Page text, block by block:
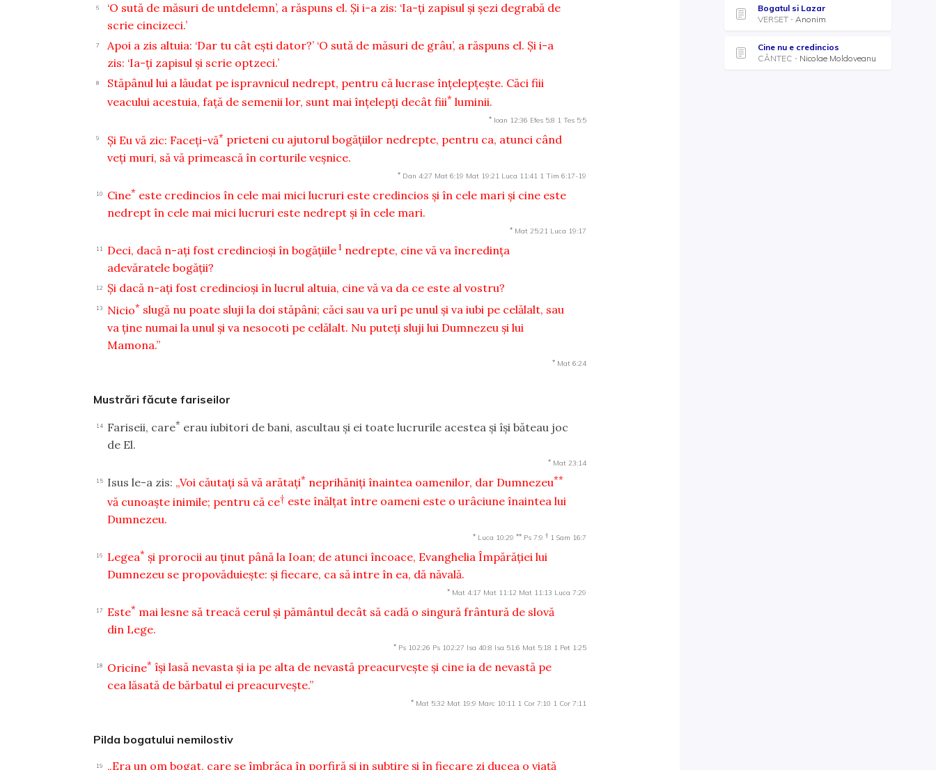
6
‘O sută de măsuri de untdelemn’, a răspuns el. Şi i-a zis: ‘Ia-ţi zapisul şi şezi degrabă de
scrie cincizeci.’
7
Apoi a zis altuia: ‘Dar tu cât eşti dator?’ ‘O sută de măsuri de grâu’, a răspuns el. Şi i-a
zis: ‘Ia-ţi zapisul şi scrie optzeci.’
8
Stăpânul lui a lăudat pe ispravnicul nedrept, pentru că lucrase înţelepţeşte. Căci fiii
veacului acestuia, faţă de semenii lor, sunt mai înţelepţi decât fiii* luminii.
* Ioan 12:36 Efes 5:8 1 Tes 5:5
9 Şi Eu vă zic: Faceţi-vă* prieteni cu ajutorul bogăţiilor nedrepte, pentru ca, atunci când
veţi muri, să vă primească în corturile veşnice.
* Dan 4:27 Mat 6:19 Mat 19:21 Luca 11:41 1 Tim 6:17-19
10 Cine* este credincios în cele mai mici lucruri este credincios şi în cele mari şi cine este
nedrept în cele mai mici lucruri este nedrept şi în cele mari.
* Mat 25:21 Luca 19:17
11 Deci, dacă n-aţi fost credincioşi în bogăţiile1 nedrepte, cine vă va încredinţa
adevăratele bogăţii?
12 Şi dacă n-aţi fost credincioşi în lucrul altuia, cine vă va da ce este al vostru?
13 Nicio* slugă nu poate sluji la doi stăpâni; căci sau va urî pe unul şi va iubi pe celălalt, sau
va ţine numai la unul şi va nesocoti pe celălalt. Nu puteţi sluji lui Dumnezeu şi lui
Mamona.”
* Mat 6:24
Mustrări făcute fariseilor
14 Fariseii, care* erau iubitori de bani, ascultau şi ei toate lucrurile acestea şi îşi băteau joc
de El.
* Mat 23:14
15 Isus le-a zis: „Voi căutaţi să vă arătaţi* neprihăniţi înaintea oamenilor, dar Dumnezeu**
vă cunoaşte inimile; pentru că ce† este înălţat între oameni este o urâciune înaintea lui
Dumnezeu.
* Luca 10:29 ** Ps 7:9 † 1 Sam 16:7
16 Legea* şi prorocii au ţinut până la Ioan; de atunci încoace, Evanghelia Împărăţiei lui
Dumnezeu se propovăduieşte: şi fiecare, ca să intre în ea, dă năvală.
* Mat 4:17 Mat 11:12 Mat 11:13 Luca 7:29
17 Este* mai lesne să treacă cerul şi pământul decât să cadă o singură frântură de slovă
din Lege.
* Ps 102:26 Ps 102:27 Isa 40:8 Isa 51:6 Mat 5:18 1 Pet 1:25
18 Oricine* îşi lasă nevasta şi ia pe alta de nevastă preacurveşte şi cine ia de nevastă pe
cea lăsată de bărbatul ei preacurveşte.”
* Mat 5:32 Mat 19:9 Marc 10:11 1 Cor 7:10 1 Cor 7:11
Pilda bogatului nemilostiv
19
„Era un om bogat, care se îmbrăca în porfiră şi in subţire şi în fiecare zi ducea o viaţă
Bogatul si Lazar
VERSET
Anonim
Cine nu e credincios
CÂNTEC
Nicolae Moldoveanu